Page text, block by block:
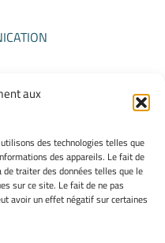
aux
des technologies telles que
des appareils. Le fait de
traiter des données telles que le
sur ce site. Le fait de ne pas
avoir un effet négatif sur certaines